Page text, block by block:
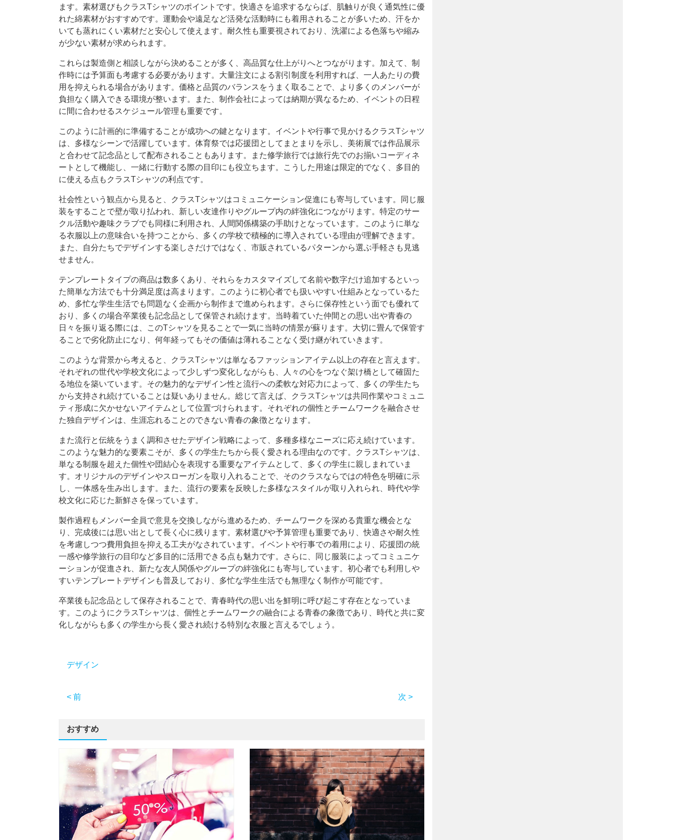
ます。素材選びもクラスTシャツのポイントです。快適さを追求するならば、肌触りが良く通気性に優
れた綿素材がおすすめです。運動会や遠足など活発な活動時にも着用されることが多いため、汗をか
いても蒸れにくい素材だと安心して使えます。耐久性も重要視されており、洗濯による色落ちや縮み
が少ない素材が求められます。
これらは製造側と相談しながら決めることが多く、高品質な仕上がりへとつながります。加えて、制
作時には予算面も考慮する必要があります。大量注文による割引制度を利用すれば、一人あたりの費
用を抑えられる場合があります。価格と品質のバランスをうまく取ることで、より多くのメンバーが
負担なく購入できる環境が整います。また、制作会社によっては納期が異なるため、イベントの日程
に間に合わせるスケジュール管理も重要です。
このように計画的に準備することが成功への鍵となります。イベントや行事で見かけるクラスTシャツ
は、多様なシーンで活躍しています。体育祭では応援団としてまとまりを示し、美術展では作品展示
と合わせて記念品として配布されることもあります。また修学旅行では旅行先でのお揃いコーディネ
ートとして機能し、一緒に行動する際の目印にも役立ちます。こうした用途は限定的でなく、多目的
に使える点もクラスTシャツの利点です。
社会性という観点から見ると、クラスTシャツはコミュニケーション促進にも寄与しています。同じ服
装をすることで壁が取り払われ、新しい友達作りやグループ内の絆強化につながります。特定のサー
クル活動や趣味クラブでも同様に利用され、人間関係構築の手助けとなっています。このように単な
る衣服以上の意味合いを持つことから、多くの学校で積極的に導入されている理由が理解できます。
また、自分たちでデザインする楽しさだけではなく、市販されているパターンから選ぶ手軽さも見逃
せません。
テンプレートタイプの商品は数多くあり、それらをカスタマイズして名前や数字だけ追加するといっ
た簡単な方法でも十分満足度は高まります。このように初心者でも扱いやすい仕組みとなっているた
め、多忙な学生生活でも問題なく企画から制作まで進められます。さらに保存性という面でも優れて
おり、多くの場合卒業後も記念品として保管され続けます。当時着ていた仲間との思い出や青春の
日々を振り返る際には、このTシャツを見ることで一気に当時の情景が蘇ります。大切に畳んで保管す
ることで劣化防止になり、何年経ってもその価値は薄れることなく受け継がれていきます。
このような背景から考えると、クラスTシャツは単なるファッションアイテム以上の存在と言えます。
それぞれの世代や学校文化によって少しずつ変化しながらも、人々の心をつなぐ架け橋として確固た
る地位を築いています。その魅力的なデザイン性と流行への柔軟な対応力によって、多くの学生たち
から支持され続けていることは疑いありません。総じて言えば、クラスTシャツは共同作業やコミュニ
ティ形成に欠かせないアイテムとして位置づけられます。それぞれの個性とチームワークを融合させ
た独自デザインは、生涯忘れることのできない青春の象徴となります。
また流行と伝統をうまく調和させたデザイン戦略によって、多種多様なニーズに応え続けています。
このような魅力的な要素こそが、多くの学生たちから長く愛される理由なのです。クラスTシャツは、
単なる制服を超えた個性や団結心を表現する重要なアイテムとして、多くの学生に親しまれていま
す。オリジナルのデザインやスローガンを取り入れることで、そのクラスならではの特色を明確に示
し、一体感を生み出します。また、流行の要素を反映した多様なスタイルが取り入れられ、時代や学
校文化に応じた新鮮さを保っています。
製作過程もメンバー全員で意見を交換しながら進めるため、チームワークを深める貴重な機会とな
り、完成後には思い出として長く心に残ります。素材選びや予算管理も重要であり、快適さや耐久性
を考慮しつつ費用負担を抑える工夫がなされています。イベントや行事での着用により、応援団の統
一感や修学旅行の目印など多目的に活用できる点も魅力です。さらに、同じ服装によってコミュニケ
ーションが促進され、新たな友人関係やグループの絆強化にも寄与しています。初心者でも利用しや
すいテンプレートデザインも普及しており、多忙な学生生活でも無理なく制作が可能です。
卒業後も記念品として保存されることで、青春時代の思い出を鮮明に呼び起こす存在となっていま
す。このようにクラスTシャツは、個性とチームワークの融合による青春の象徴であり、時代と共に変
化しながらも多くの学生から長く愛され続ける特別な衣服と言えるでしょう。
デザイン
< 前 次 >
おすすめ